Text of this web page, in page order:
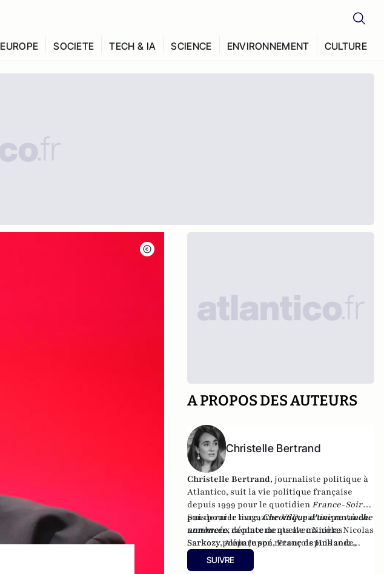
EUROPE SOCIETE TECH & IA SCIENCE ENVIRONNEMENT CULTURE
A PROPOS DES AUTEURS
Christelle Bertrand
Christelle Bertrand, journaliste politique à
Atlantico, suit la vie politique française
depuis 1999 pour le quotidien France-Soir,
puis pour le magazineVSD, participant à de
nombreux déplacements avec Nicolas
Sarkozy, Alain Juppé, François Hollande,
François Bayrou ou encore Ségolène Royal.
Son dernier livre,Chronique d'une revanche
annoncée,raconte de quelle manière Nicolas
Sarkozy prépare son retour depuis 2012
(Editions Du Moment, 2014).
SUIVRE